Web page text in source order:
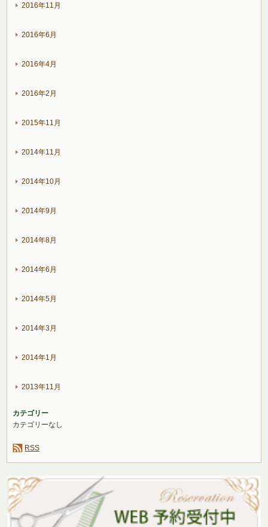
2016年11月
2016年6月
2016年4月
2016年2月
2015年11月
2014年11月
2014年10月
2014年9月
2014年8月
2014年6月
2014年5月
2014年3月
2014年1月
2013年11月
カテゴリー
カテゴリーなし
RSS